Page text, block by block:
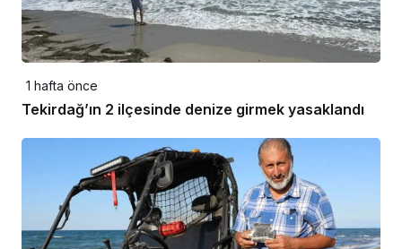
1 hafta önce
Tekirdağ’ın 2 ilçesinde denize girmek yasaklandı